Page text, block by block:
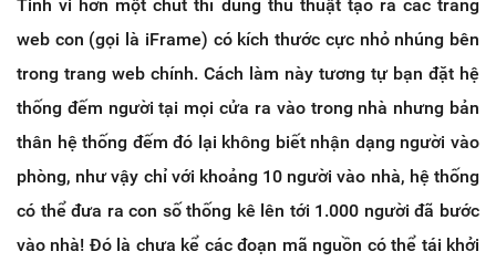
Tinh vi hơn một chút thì dùng thủ thuật tạo ra các trang
web con (gọi là iFrame) có kích thước cực nhỏ nhúng bên
trong trang web chính. Cách làm này tương tự bạn đặt hệ
thống đếm người tại mọi cửa ra vào trong nhà nhưng bản
thân hệ thống đếm đó lại không biết nhận dạng người vào
phòng, như vậy chỉ với khoảng 10 người vào nhà, hệ thống
có thể đưa ra con số thống kê lên tới 1.000 người đã bước
vào nhà! Đó là chưa kể các đoạn mã nguồn có thể tái khởi